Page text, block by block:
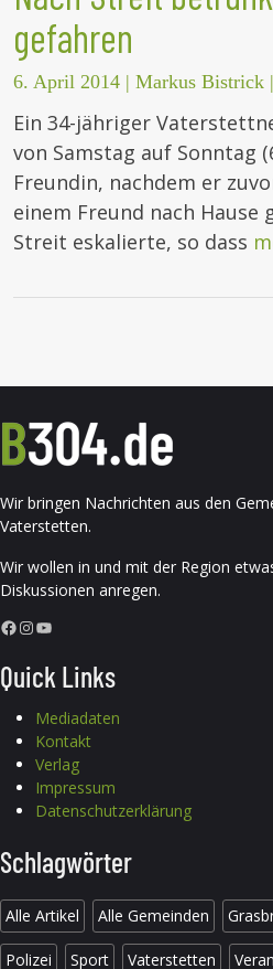
gefahren
6. April 2014 | Markus Bistrick |
Ein 34-jähriger
von Samstag auf Sonntag
Freundin, nachdem er
einem Freund nach Hause
Streit eskalierte, so dass
Wir bringen Nachrichten aus den
Vaterstetten.
Wir wollen in und mit der Region
Diskussionen anregen.
Facebook InstagramYouTube
Quick Links
Mediadaten
Kontakt
Verlag
Impressum
Datenschutzerklärung
Schlagwörter
Alle Artikel Alle Gemeinden
Polizei Sport Vaterstetten